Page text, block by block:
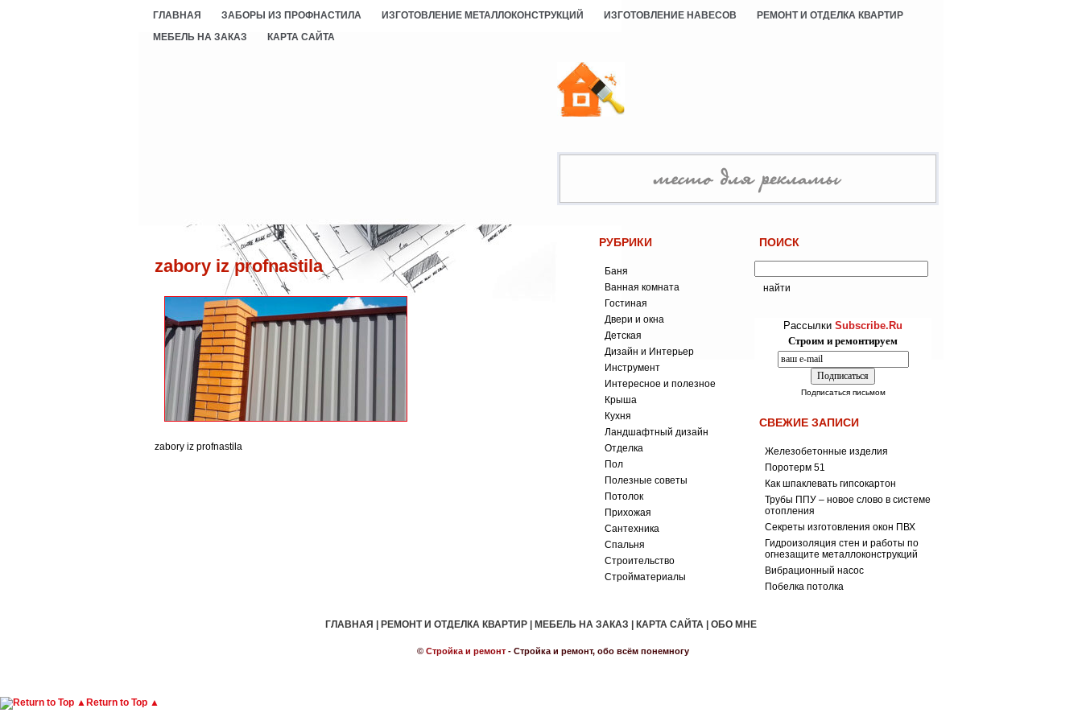
ГЛАВНАЯ ЗАБОРЫ ИЗ ПРОФНАСТИЛА ИЗГОТОВЛЕНИЕ МЕТАЛЛОКОНСТРУКЦИЙ ИЗГОТОВЛЕНИЕ НАВЕСОВ
РЕМОНТ И ОТДЕЛКА КВАРТИР
МЕБЕЛЬ НА ЗАКАЗ
КАРТА САЙТА
zabory iz profnastila
zabory iz profnastila
РУБРИКИ
Баня
Ванная комната
Гостиная
Двери и окна
Детская
Дизайн и Интерьер
Инструмент
Интересное и полезное
Крыша
Кухня
Ландшафтный дизайн
Отделка
Пол
Полезные советы
Потолок
Прихожая
Сантехника
Спальня
Строительство
Стройматериалы
ПОИСК
Рассылки Subscribe.Ru
Строим и ремонтируем
Подписаться письмом
СВЕЖИЕ ЗАПИСИ
Железобетонные изделия
Поротерм 51
Как шпаклевать гипсокартон
Трубы ППУ – новое слово в системе
отопления
Секреты изготовления окон ПВХ
Гидроизоляция стен и работы по
огнезащите металлоконструкций
Вибрационный насос
Побелка потолка
ГЛАВНАЯ РЕМОНТ И ОТДЕЛКА КВАРТИР МЕБЕЛЬ НА ЗАКАЗ КАРТА САЙТА ОБО МНЕ
© Стройка и ремонт- Стройка и ремонт, обо всём понемногу
Return to Top ▲